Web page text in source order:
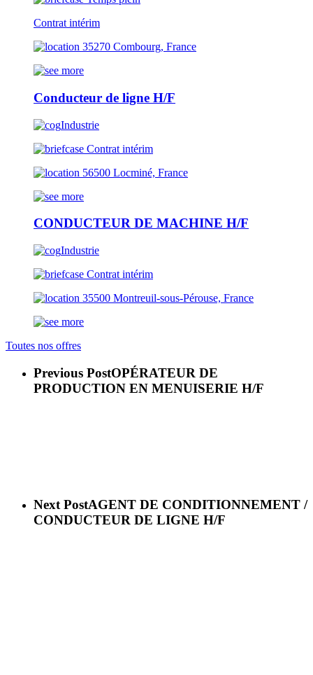
Contrat intérim
35270 Combourg, France
Conducteur de ligne H/F
Industrie
Contrat intérim
56500 Locminé, France
CONDUCTEUR DE MACHINE H/F
Industrie
Contrat intérim
35500 Montreuil-sous-Pérouse, France
Toutes nos offres
Previous PostOPÉRATEUR DE
PRODUCTION EN MENUISERIE H/F
Next PostAGENT DE CONDITIONNEMENT /
CONDUCTEUR DE LIGNE H/F